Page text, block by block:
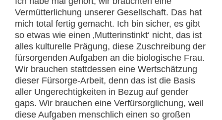
Vermütterlichung unserer Gesellschaft. Das hat
mich total fertig gemacht. Ich bin sicher, es gibt
so etwas wie einen ‚Mutterinstinkt‘ nicht, das ist
alles kulturelle Prägung, diese Zuschreibung der
fürsorgenden Aufgaben an die biologische Frau.
Wir brauchen stattdessen eine Wertschätzung
dieser Fürsorge-Arbeit, denn das ist die Basis
aller Ungerechtigkeiten in Bezug auf gender
gaps. Wir brauchen eine Verfürsorglichung, weil
diese Aufgaben menschlich einen so großen